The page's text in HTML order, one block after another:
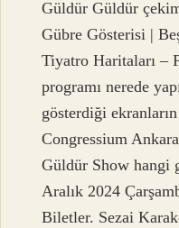
Güldür Güldür
Gübre Gösterisi |
Tiyatro Haritaları –
programı nerede
gösterdiği
Congressium
Güldür Show hangi
Aralık 2024
Biletler. Sezai